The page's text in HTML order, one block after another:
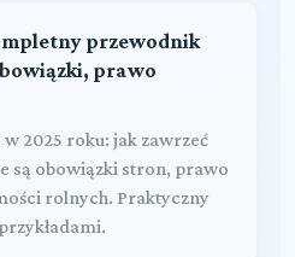
przewodnik
prawo
2025 roku: jak zawrzeć
są obowiązki stron, prawo
rolnych. Praktyczny